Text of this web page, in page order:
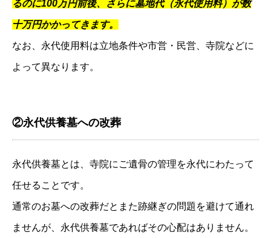
るのに100万円前後、さらに墓地代（永代使用料）が数
十万円かかってきます。
なお、永代使用料は立地条件や市営・民営、寺院などに
よって異なります。
②永代供養墓への改葬
永代供養墓とは、寺院にご遺骨の管理を永代にわたって
任せることです。
通常のお墓への改葬だとまた跡継ぎの問題を避けて通れ
ませんが、永代供養墓であればその心配はありません。